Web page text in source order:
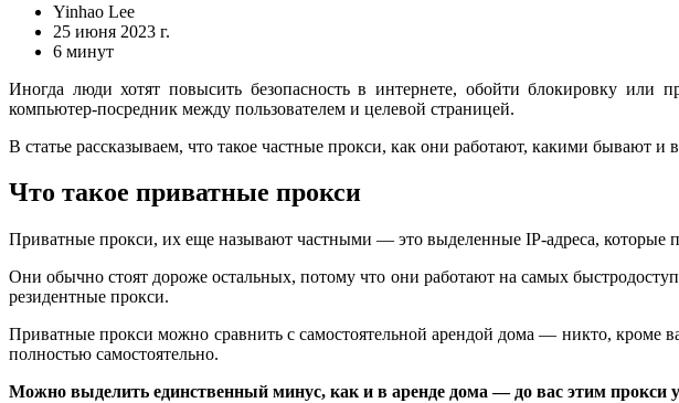
Yinhao Lee
25 июня 2023 г.
6 минут
Иногда люди хотят повысить безопасность в интернете, обойти блокировку или
компьютер-посредник между пользователем и целевой страницей.
В статье рассказываем, что такое частные прокси, как они работают, какими бывают и
Что такое приватные прокси
Приватные прокси, их еще называют частными — это выделенные IP-адреса, которые
Они обычно стоят дороже остальных, потому что они работают на самых
резидентные прокси.
Приватные прокси можно сравнить с самостоятельной арендой дома — никто, кроме
полностью самостоятельно.
Можно выделить единственный минус, как и в аренде дома — до вас этим прокси